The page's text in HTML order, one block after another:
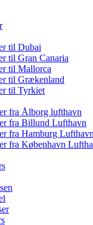
til Dubai
til Gran Canaria
til Mallorca
til Grækenland
til Tyrkiet
fra Ålborg lufthavn
fra Billund Lufthavn
fra Hamburg Lufthavn
fra København